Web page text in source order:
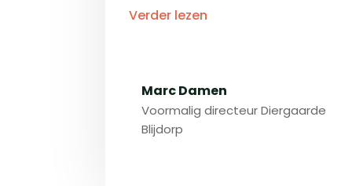
Verder lezen
Marc Damen
Voormalig directeur Diergaarde
Blijdorp